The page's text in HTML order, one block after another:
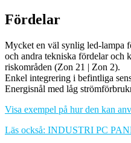
Fördelar
Mycket en väl synlig led-lampa
och andra tekniska fördelar och
riskområden (Zon 21 | Zon 2).
Enkel integrering i befintliga
Energisnål med låg
Visa exempel på hur den kan
Läs också: INDUSTRI PC